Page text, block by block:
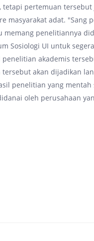
tetapi pertemuan
masyarakat adat. "Sang
memang penelitiannya
Sosiologi UI untuk
akademis
akan dijadikan
penelitian yang
oleh perusahaan